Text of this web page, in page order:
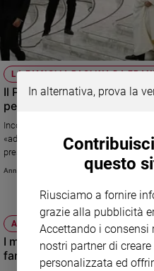
LA FAMIGLIA PAOLINA DA
Il Papa ai Paolini: "Nel
periferie"
Incontro in Vaticano per il
«ad annunciare il Vangelo senza
presenti.
Annachiara Valle
ATTUALITÀ
I miei nonni vorrebbero
fargli questo regalo?
In alternativa, prova la
questo
Riusciamo a fornire
grazie alla pubblicità
Accettando i consensi
nostri partner di
personalizzata ed